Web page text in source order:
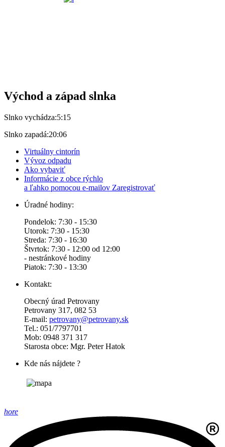
Východ a západ slnka
Slnko vychádza:5:15
Slnko zapadá:20:06
Virtuálny cintorín
Vývoz odpadu
Ako vybaviť
Informácie z obce rýchlo
a ľahko pomocou e-mailov Zaregistrovať
Úradné hodiny:
Pondelok: 7:30 - 15:30
Utorok: 7:30 - 15:30
Streda: 7:30 - 16:30
Štvrtok: 7:30 - 12:00 od 12:00
- nestránkové hodiny
Piatok: 7:30 - 13:30
Kontakt:
Obecný úrad Petrovany
Petrovany 317, 082 53
E-mail: petrovany@petrovany.sk
Tel.: 051/7797701
Mob: 0948 371 317
Starosta obce: Mgr. Peter Hatok
Kde nás nájdete ?
hore